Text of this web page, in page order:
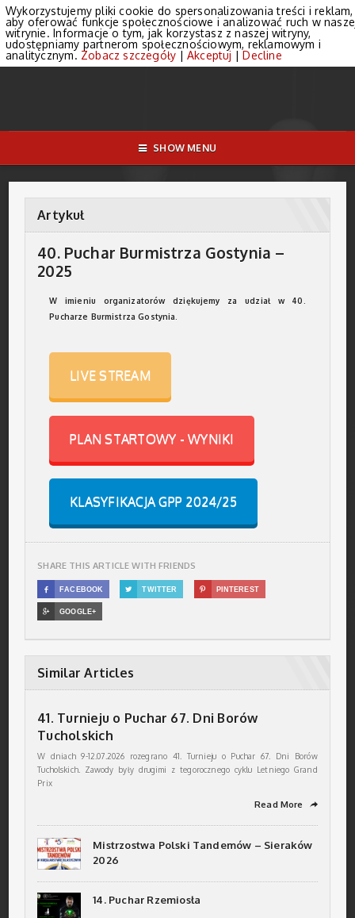
SHOW MENU
Artykuł
40. Puchar Burmistrza Gostynia –
2025
W imieniu organizatorów dziękujemy za udział w 40.
Pucharze Burmistrza Gostynia.
LIVE STREAM
PLAN STARTOWY - WYNIKI
KLASYFIKACJA GPP 2024/25
SHARE THIS ARTICLE WITH FRIENDS
 FACEBOOK  TWITTER  PINTEREST
 GOOGLE+
Similar Articles
41. Turnieju o Puchar 67. Dni Borów
Tucholskich
W dniach 9-12.07.2026 rozegrano 41. Turnieju o Puchar 67. Dni Borów
Tucholskich. Zawody były drugimi z tegorocznego cyklu Letniego Grand
Prix
Read More ➦
Mistrzostwa Polski Tandemów – Sieraków
2026
14. Puchar Rzemiosła
Wykorzystujemy pliki cookie do spersonalizowania treści i reklam,
aby oferować funkcje społecznościowe i analizować ruch w
witrynie. Informacje o tym, jak korzystasz z naszej witryny,
udostępniamy partnerom społecznościowym, reklamowym i
analitycznym. Zobacz szczegóły | Akceptuj |Decline